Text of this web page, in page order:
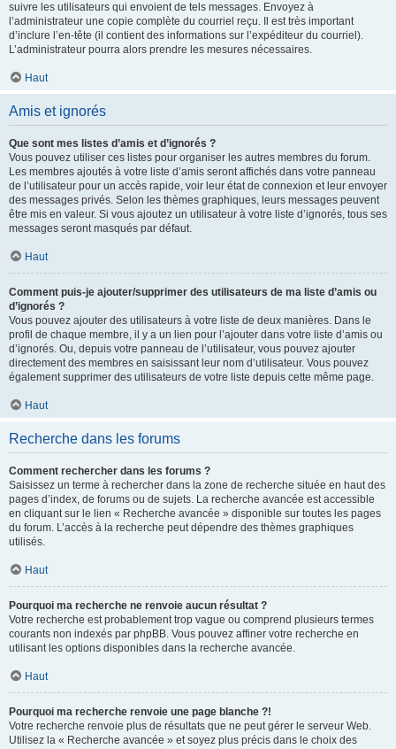
suivre les utilisateurs qui envoient de tels messages. Envoyez à
l’administrateur une copie complète du courriel reçu. Il est très important
d’inclure l’en-tête (il contient des informations sur l’expéditeur du courriel).
L’administrateur pourra alors prendre les mesures nécessaires.
Haut
Amis et ignorés
Que sont mes listes d’amis et d’ignorés ?
Vous pouvez utiliser ces listes pour organiser les autres membres du forum.
Les membres ajoutés à votre liste d’amis seront affichés dans votre panneau
de l’utilisateur pour un accès rapide, voir leur état de connexion et leur envoyer
des messages privés. Selon les thèmes graphiques, leurs messages peuvent
être mis en valeur. Si vous ajoutez un utilisateur à votre liste d’ignorés, tous ses
messages seront masqués par défaut.
Haut
Comment puis-je ajouter/supprimer des utilisateurs de ma liste d’amis ou
d’ignorés ?
Vous pouvez ajouter des utilisateurs à votre liste de deux manières. Dans le
profil de chaque membre, il y a un lien pour l’ajouter dans votre liste d’amis ou
d’ignorés. Ou, depuis votre panneau de l’utilisateur, vous pouvez ajouter
directement des membres en saisissant leur nom d’utilisateur. Vous pouvez
également supprimer des utilisateurs de votre liste depuis cette même page.
Haut
Recherche dans les forums
Comment rechercher dans les forums ?
Saisissez un terme à rechercher dans la zone de recherche située en haut des
pages d’index, de forums ou de sujets. La recherche avancée est accessible
en cliquant sur le lien « Recherche avancée » disponible sur toutes les pages
du forum. L’accès à la recherche peut dépendre des thèmes graphiques
utilisés.
Haut
Pourquoi ma recherche ne renvoie aucun résultat ?
Votre recherche est probablement trop vague ou comprend plusieurs termes
courants non indexés par phpBB. Vous pouvez affiner votre recherche en
utilisant les options disponibles dans la recherche avancée.
Haut
Pourquoi ma recherche renvoie une page blanche ?!
Votre recherche renvoie plus de résultats que ne peut gérer le serveur Web.
Utilisez la « Recherche avancée » et soyez plus précis dans le choix des